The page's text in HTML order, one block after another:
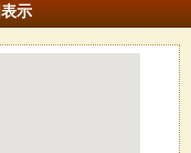
表示